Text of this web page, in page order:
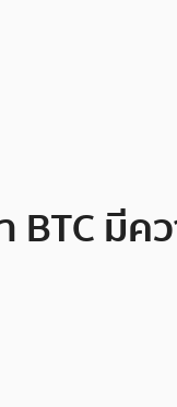
BTC มี